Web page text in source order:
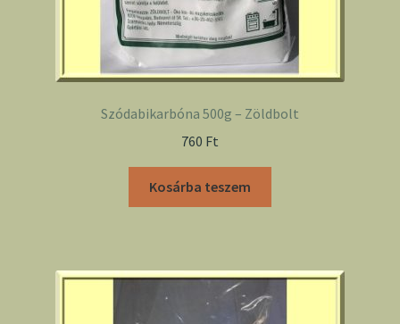
Szódabikarbóna 500g – Zöldbolt
760 Ft
Kosárba teszem